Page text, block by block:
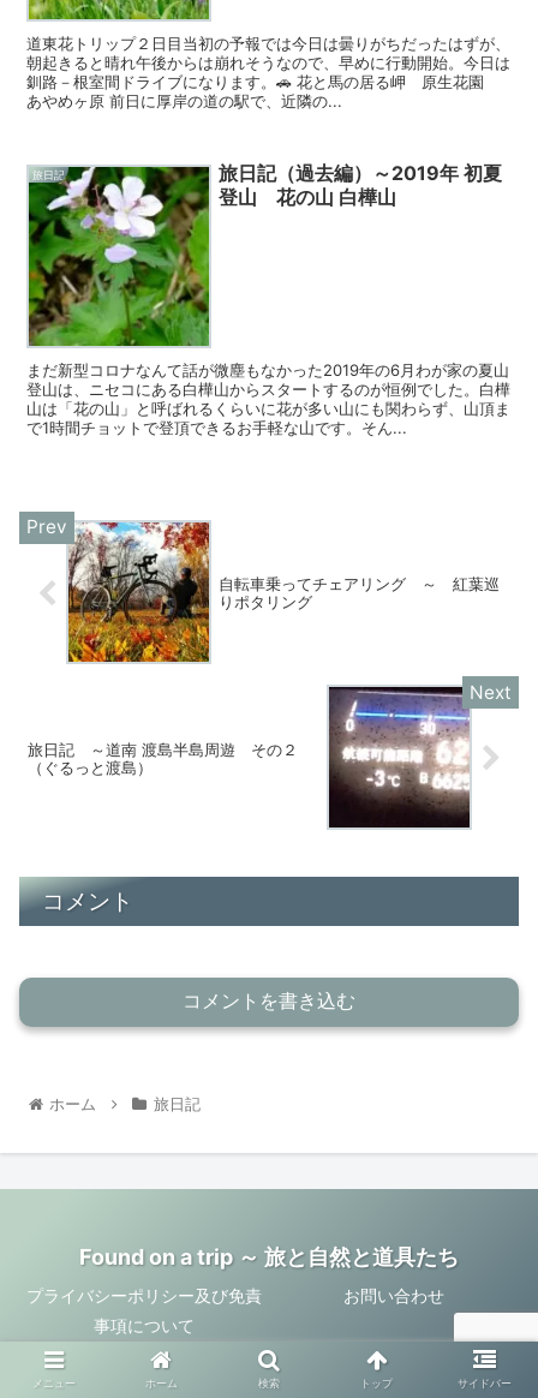
道東花トリップ２日目当初の予報では今日は曇りがちだったはずが、
朝起きると晴れ午後からは崩れそうなので、早めに行動開始。今日は
釧路－根室間ドライブになります。🚗 花と馬の居る岬 原生花園
あやめヶ原 前日に厚岸の道の駅で、近隣の...
旅日記
旅日記（過去編）～2019年 初夏
登山 花の山 白樺山
まだ新型コロナなんて話が微塵もなかった2019年の6月わが家の夏山
登山は、ニセコにある白樺山からスタートするのが恒例でした。白樺
山は「花の山」と呼ばれるくらいに花が多い山にも関わらず、山頂ま
で1時間チョットで登頂できるお手軽な山です。そん...
自転車乗ってチェアリング ～ 紅葉巡
りポタリング
旅日記 ～道南 渡島半島周遊 その２
（ぐるっと渡島）
コメント
コメントを書き込む
ホーム 旅日記
Found on a trip ～ 旅と自然と道具たち
プライバシーポリシー及び免責
事項について
お問い合わせ
© 2021 Found on a trip ～ 旅と自然と道具たち.
メニュー ホーム 検索 トップ サイドバー